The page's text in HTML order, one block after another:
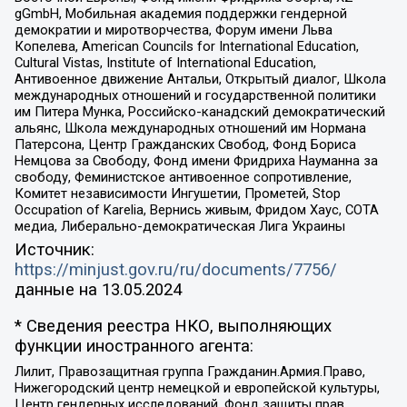
gGmbH, Мобильная академия поддержки гендерной
демократии и миротворчества, Форум имени Льва
Копелева, American Councils for International Education,
Cultural Vistas, Institute of International Education,
Антивоенное движение Антальи, Открытый диалог, Школа
международных отношений и государственной политики
им Питера Мунка, Российско-канадский демократический
альянс, Школа международных отношений им Нормана
Патерсона, Центр Гражданских Свобод, Фонд Бориса
Немцова за Свободу, Фонд имени Фридриха Науманна за
свободу, Феминистское антивоенное сопротивление,
Комитет независимости Ингушетии, Прометей, Stop
Occupation of Karelia, Вернись живым, Фридом Хаус, СОТА
медиа, Либерально-демократическая Лига Украины
Источник:
https://minjust.gov.ru/ru/documents/7756/
данные на 13.05.2024
* Сведения реестра НКО, выполняющих
функции иностранного агента:
Лилит, Правозащитная группа Гражданин.Армия.Право,
Нижегородский центр немецкой и европейской культуры,